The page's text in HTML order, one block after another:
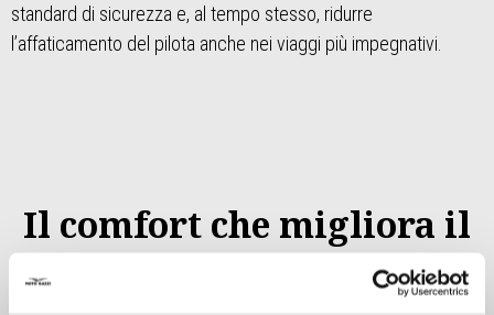
standard di sicurezza e, al tempo stesso, ridurre
l’affaticamento del pilota anche nei viaggi più impegnativi.
Il comfort che migliora il
viaggio